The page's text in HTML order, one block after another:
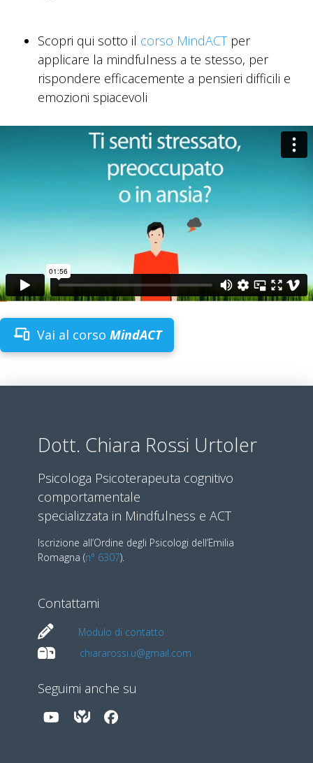
Scopri qui sotto il corso MindACTper
applicare la mindfulness a te stesso, per
rispondere efficacemente a pensieri difficili e
emozioni spiacevoli
Vai al corsoMindACT
Dott. Chiara Rossi Urtoler
Psicologa Psicoterapeuta cognitivo
comportamentale
specializzata in Mindfulness e ACT
Iscrizione all’Ordine degli Psicologi dell’Emilia
Romagna (n° 6307).
Contattami
Modulo di contatto
chiararossi.u@gmail.com
Seguimi anche su